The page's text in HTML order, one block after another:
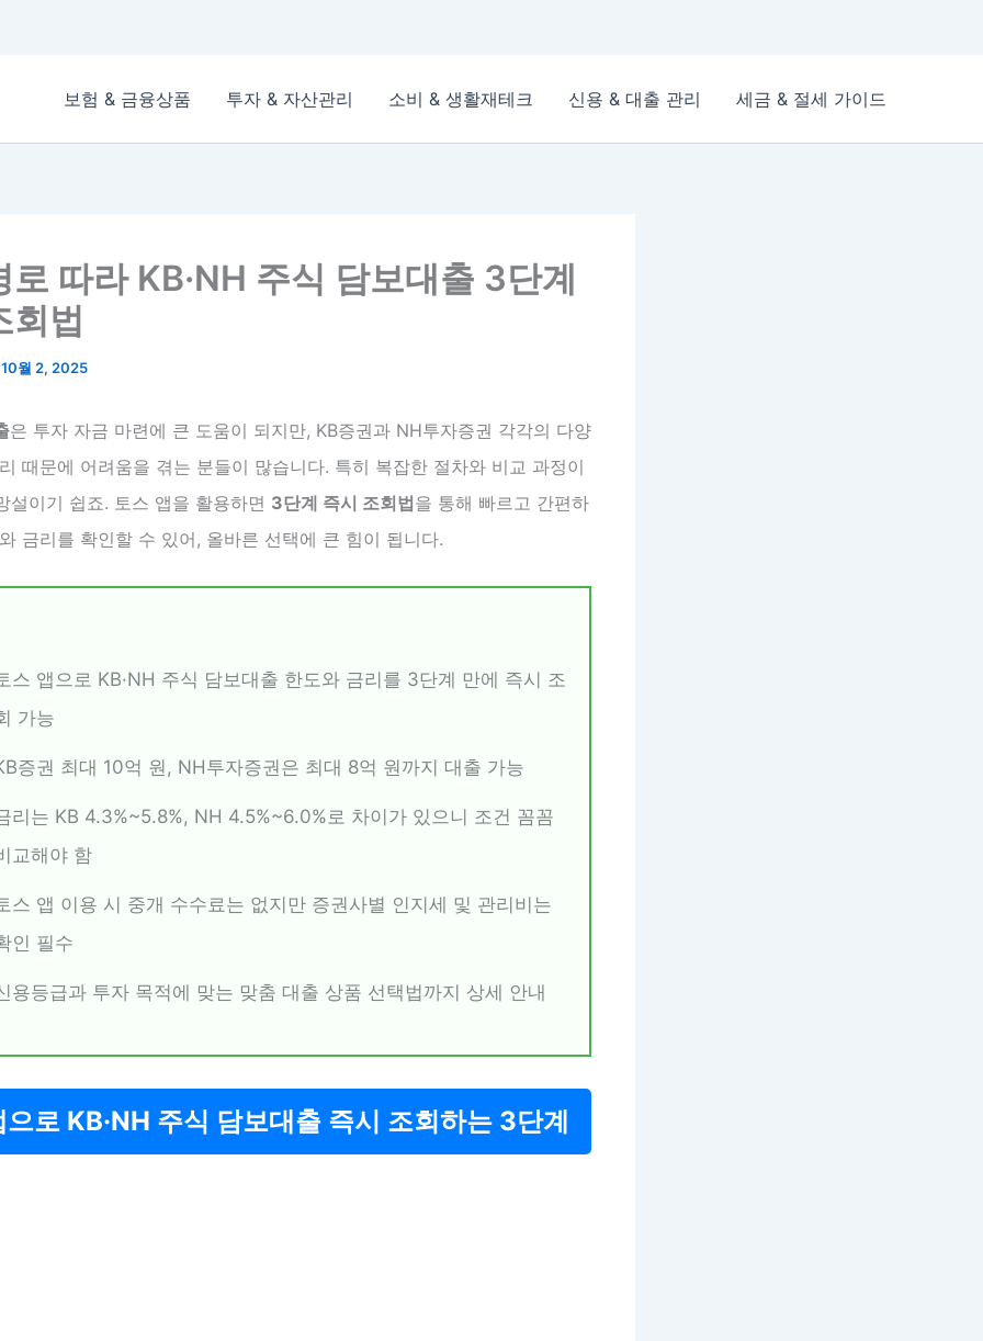
보험 & 금융상품 투자 & 자산관리 소비 & 생활재테크 신용 & 대출 관리 세금 & 절세 가이드
로 따라 KB·NH 주식 담보대출 3단계
회법
10월 2, 2025
은 투자 자금 마련에 큰 도움이 되지만, KB증권과 NH투자증권 각각의 다양
때문에 어려움을 겪는 분들이 많습니다. 특히 복잡한 절차와 비교 과정이
설이기 쉽죠. 토스 앱을 활용하면 3단계 즉시 조회법을 통해 빠르고 간편하
금리를 확인할 수 있어, 올바른 선택에 큰 힘이 됩니다.
스 앱으로 KB·NH 주식 담보대출 한도와 금리를 3단계 만에 즉시 조
가능
증권 최대 10억 원, NH투자증권은 최대 8억 원까지 대출 가능
리는 KB 4.3%~5.8%, NH 4.5%~6.0%로 차이가 있으니 조건 꼼꼼
교해야 함
스 앱 이용 시 중개 수수료는 없지만 증권사별 인지세 및 관리비는
인 필수
용등급과 투자 목적에 맞는 맞춤 대출 상품 선택법까지 상세 안내
로 KB·NH 주식 담보대출 즉시 조회하는 3단계